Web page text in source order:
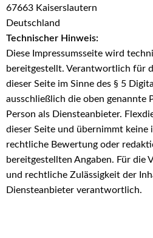
67663 Kaiserslautern
Deutschland
Technischer Hinweis:
Diese Impressumsseite wird
bereitgestellt. Verantwortlich für
dieser Seite im Sinne des § 5
ausschließlich die oben genannte
Person als Diensteanbieter.
dieser Seite und übernimmt keine
rechtliche Bewertung oder
bereitgestellten Angaben. Für die
und rechtliche Zulässigkeit der
Diensteanbieter verantwortlich.